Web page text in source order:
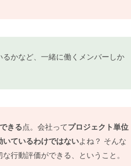
かなど、一緒に働くメンバーしか
きる点。会社ってプロジェクト単位
ているわけではないよね？ そんな
行動評価ができる、ということ。